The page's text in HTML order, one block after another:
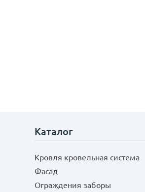
Каталог
Кровля кровельная система
Фасад
Ограждения заборы